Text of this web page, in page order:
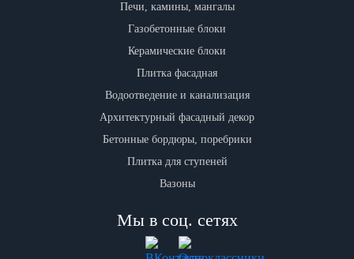
Печи, камины, мангалы
Газобетонные блоки
Керамические блоки
Плитка фасадная
Водоотведение и канализация
Архитектурный фасадный декор
Бетонные бордюры, поребрики
Плитка для ступеней
Вазоны
Мы в соц. сетях